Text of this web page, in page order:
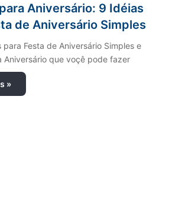
Aniversário: 9 Idéias
de Aniversário Simples
para Festa de Aniversário Simples e
Aniversário que voçê pode fazer
»